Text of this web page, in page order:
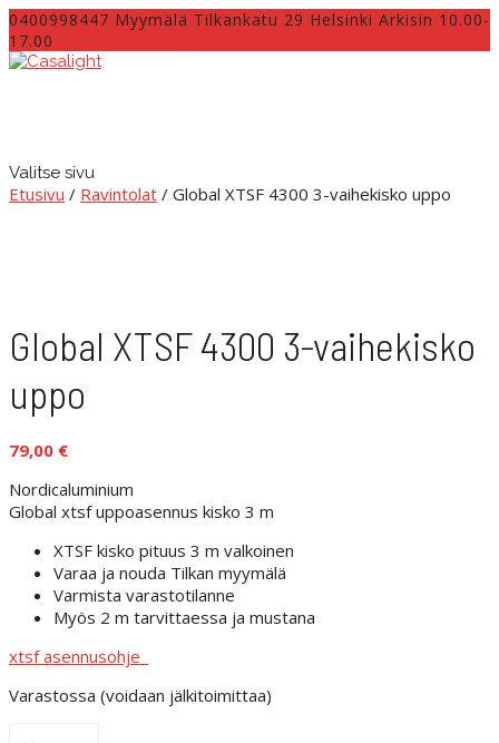
0400998447 Myymälä Tilkankatu 29 Helsinki Arkisin 10.00-
17.00
Valitse sivu
Etusivu / Ravintolat / Global XTSF 4300 3-vaihekisko uppo
Global XTSF 4300 3-vaihekisko
uppo
79,00 €
Nordicaluminium
Global xtsf uppoasennus kisko 3 m
XTSF kisko pituus 3 m valkoinen
Varaa ja nouda Tilkan myymälä
Varmista varastotilanne
Myös 2 m tarvittaessa ja mustana
xtsf asennusohje_
Varastossa (voidaan jälkitoimittaa)